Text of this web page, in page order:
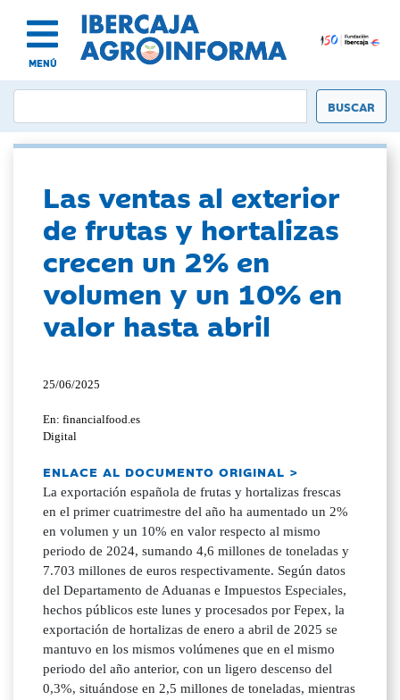
MENÚ
Las ventas al exterior
de frutas y hortalizas
crecen un 2% en
volumen y un 10% en
valor hasta abril
25/06/2025
En: financialfood.es
Digital
ENLACE AL DOCUMENTO ORIGINAL >
La exportación española de frutas y hortalizas frescas
en el primer cuatrimestre del año ha aumentado un 2%
en volumen y un 10% en valor respecto al mismo
periodo de 2024, sumando 4,6 millones de toneladas y
7.703 millones de euros respectivamente. Según datos
del Departamento de Aduanas e Impuestos Especiales,
hechos públicos este lunes y procesados por Fepex, la
exportación de hortalizas de enero a abril de 2025 se
mantuvo en los mismos volúmenes que en el mismo
periodo del año anterior, con un ligero descenso del
0,3%, situándose en 2,5 millones de toneladas, mientras